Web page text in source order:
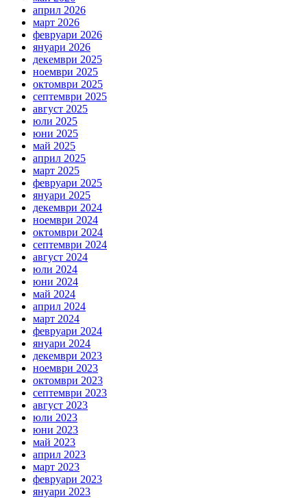
април 2026
март 2026
февруари 2026
януари 2026
декември 2025
ноември 2025
октомври 2025
септември 2025
август 2025
юли 2025
юни 2025
май 2025
април 2025
март 2025
февруари 2025
януари 2025
декември 2024
ноември 2024
октомври 2024
септември 2024
август 2024
юли 2024
юни 2024
май 2024
април 2024
март 2024
февруари 2024
януари 2024
декември 2023
ноември 2023
октомври 2023
септември 2023
август 2023
юли 2023
юни 2023
май 2023
април 2023
март 2023
февруари 2023
януари 2023